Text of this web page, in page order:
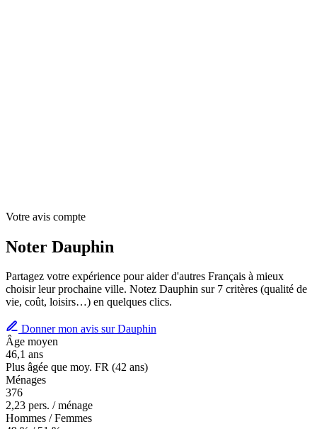
Votre avis compte
Noter Dauphin
Partagez votre expérience pour aider d'autres Français à mieux
choisir leur prochaine ville. Notez Dauphin sur 7 critères (qualité de
vie, coût, loisirs…) en quelques clics.
Donner mon avis sur Dauphin
Âge moyen
46,1 ans
Plus âgée que moy. FR (42 ans)
Ménages
376
2,23 pers. / ménage
Hommes / Femmes